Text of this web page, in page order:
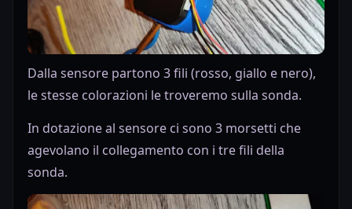
Dalla sensore partono 3 fili (rosso, giallo e nero),
le stesse colorazioni le troveremo sulla sonda.
In dotazione al sensore ci sono 3 morsetti che
agevolano il collegamento con i tre fili della
sonda.